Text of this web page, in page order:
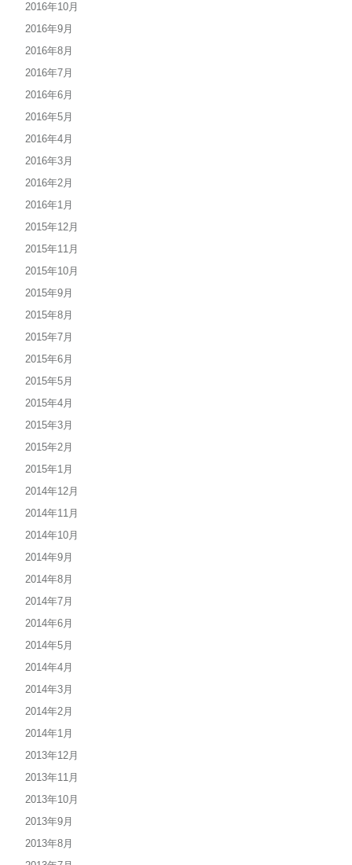
2016年10月
2016年9月
2016年8月
2016年7月
2016年6月
2016年5月
2016年4月
2016年3月
2016年2月
2016年1月
2015年12月
2015年11月
2015年10月
2015年9月
2015年8月
2015年7月
2015年6月
2015年5月
2015年4月
2015年3月
2015年2月
2015年1月
2014年12月
2014年11月
2014年10月
2014年9月
2014年8月
2014年7月
2014年6月
2014年5月
2014年4月
2014年3月
2014年2月
2014年1月
2013年12月
2013年11月
2013年10月
2013年9月
2013年8月